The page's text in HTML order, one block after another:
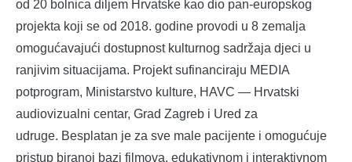
od 20 bolnica diljem Hrvatske kao dio pan-europskog
projekta koji se od 2018. godine provodi u 8 zemalja
omogućavajući dostupnost kulturnog sadržaja djeci u
ranjivim situacijama. Projekt sufinanciraju MEDIA
potprogram, Ministarstvo kulture, HAVC — Hrvatski
audiovizualni centar, Grad Zagreb i Ured za
udruge. Besplatan je za sve male pacijente i omogućuje
pristup biranoj bazi filmova, edukativnom i interaktivnom